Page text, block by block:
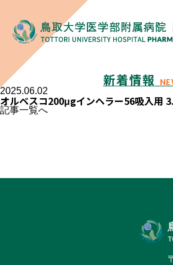
新着情報
2025.06.02
オルベスコ200μgインヘラー56吸入用
記事一覧へ